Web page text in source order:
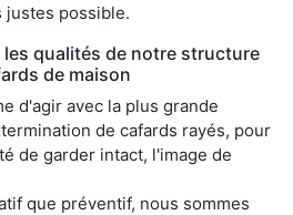
justes possible.
qualités de notre structure
de maison
d'agir avec la plus grande
de cafards rayés, pour
de garder intact, l'image de
que préventif, nous sommes